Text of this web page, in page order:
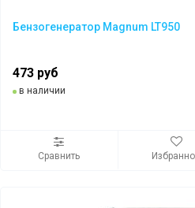
Бензогенератор Magnum LT950
473 руб
в наличии
Сравнить